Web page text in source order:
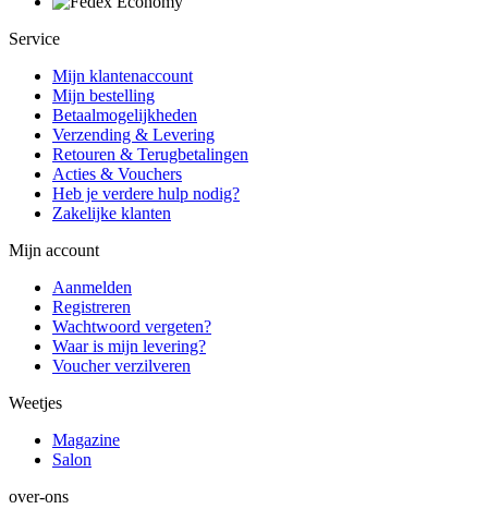
Service
Mijn klantenaccount
Mijn bestelling
Betaalmogelijkheden
Verzending & Levering
Retouren & Terugbetalingen
Acties & Vouchers
Heb je verdere hulp nodig?
Zakelijke klanten
Mijn account
Aanmelden
Registreren
Wachtwoord vergeten?
Waar is mijn levering?
Voucher verzilveren
Weetjes
Magazine
Salon
over-ons